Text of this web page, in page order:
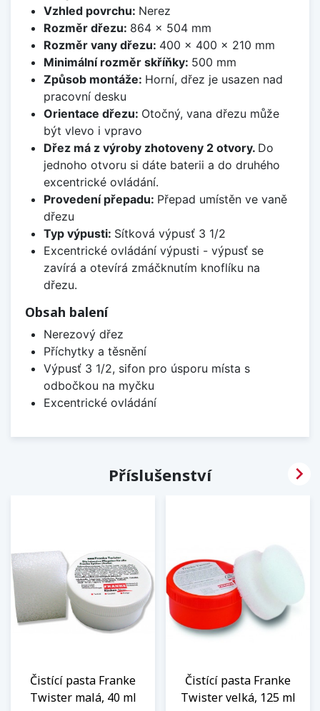
Vzhled povrchu: Nerez
Rozměr dřezu: 864 x 504 mm
Rozměr vany dřezu: 400 x 400 x 210 mm
Minimální rozměr skříňky: 500 mm
Způsob montáže: Horní, dřez je usazen nad
pracovní desku
Orientace dřezu: Otočný, vana dřezu může
být vlevo i vpravo
Dřez má z výroby zhotoveny 2 otvory. Do
jednoho otvoru si dáte baterii a do druhého
excentrické ovládání.
Provedení přepadu: Přepad umístěn ve vaně
dřezu
Typ výpusti: Sítková výpusť 3 1/2
Excentrické ovládání výpusti - výpusť se
zavírá a otevírá zmáčknutím knoflíku na
dřezu.
Obsah balení
Nerezový dřez
Příchytky a těsnění
Výpusť 3 1/2, sifon pro úsporu místa s
odbočkou na myčku
Excentrické ovládání
Příslušenství
Čistící pasta Franke
Twister malá, 40 ml
Čistící pasta Franke
Twister velká, 125 ml
